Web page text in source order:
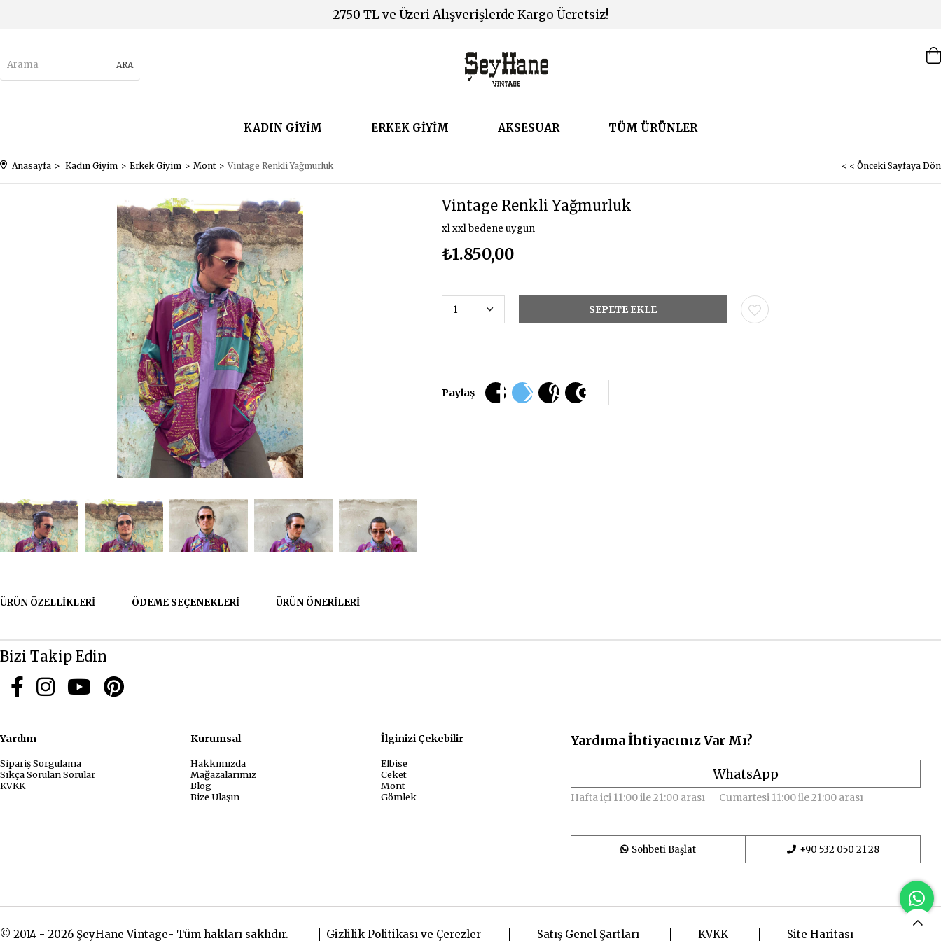
2750 TL ve Üzeri Alışverişlerde Kargo Ücretsiz!
KADIN GİYİM ERKEK GİYİM AKSESUAR TÜM ÜRÜNLER
Anasayfa Kadın Giyim Erkek Giyim Mont Vintage Renkli Yağmurluk < < Önceki Sayfaya Dön
Vintage Renkli Yağmurluk
xl xxl bedene uygun
₺1.850,00
Paylaş
ÜRÜN ÖZELLIKLERI ÖDEME SEÇENEKLERI ÜRÜN ÖNERILERI
Bizi Takip Edin
Yardım
Sipariş Sorgulama
Sıkça Sorulan Sorular
KVKK
Kurumsal
Hakkımızda
Mağazalarımız
Blog
Bize Ulaşın
İlginizi Çekebilir
Elbise
Ceket
Mont
Gömlek
Yardıma İhtiyacınız Var Mı?
WhatsApp
Hafta içi 11:00 ile 21:00 arası Cumartesi 11:00 ile 21:00 arası
Sohbeti Başlat +90 532 050 21 28
© 2014 - 2026 ŞeyHane Vintage- Tüm hakları saklıdır. Gizlilik Politikası ve Çerezler Satış Genel Şartları KVKK Site Haritası